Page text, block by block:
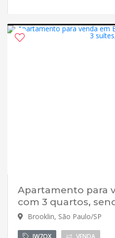
Apartamento para
com 3 quartos,
Brooklin, São Paulo/SP
JW7QX VENDA